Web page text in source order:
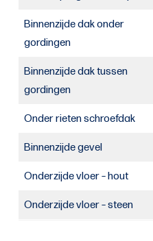
Binnenzijde dak onder
gordingen
Binnenzijde dak tussen
gordingen
Onder rieten schroefdak
Binnenzijde gevel
Onderzijde vloer – hout
Onderzijde vloer – steen